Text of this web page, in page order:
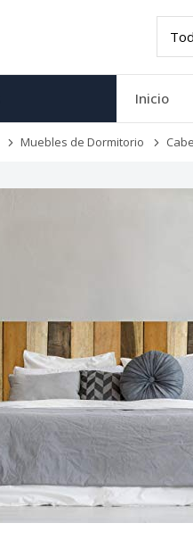
Inicio
Muebles de Dormitorio